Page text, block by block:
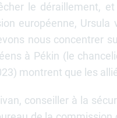
le déraillement,
européenne, Ursula
nous concentrer
à Pékin (le
montrent que les
conseiller à la